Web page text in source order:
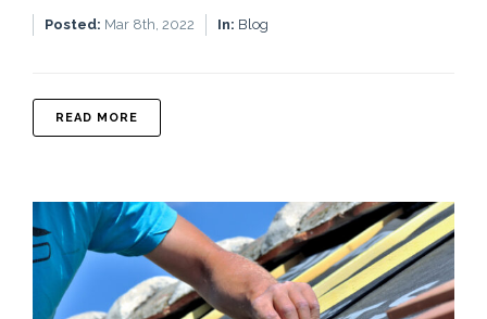
Posted: Mar 8th, 2022 In: Blog
READ MORE